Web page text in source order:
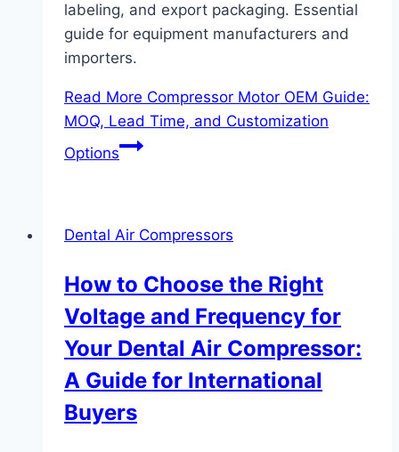
labeling, and export packaging. Essential
guide for equipment manufacturers and
importers.
Read More Compressor Motor OEM Guide:
MOQ, Lead Time, and Customization
Options
Dental Air Compressors
How to Choose the Right
Voltage and Frequency for
Your Dental Air Compressor:
A Guide for International
Buyers